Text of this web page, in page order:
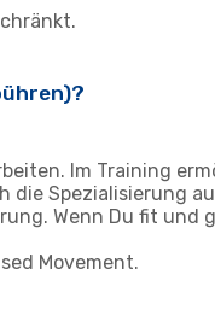
Im Training
Spezialisierung
Wenn Du fit
Movement.